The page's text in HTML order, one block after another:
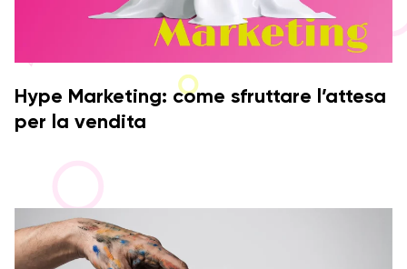
Hype Marketing: come sfruttare l’attesa
per la vendita